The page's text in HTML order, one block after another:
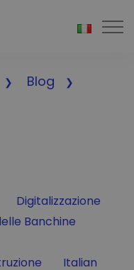
Blog
Filter by
Digitalizzazione
Banchine
by Filter by
Italian